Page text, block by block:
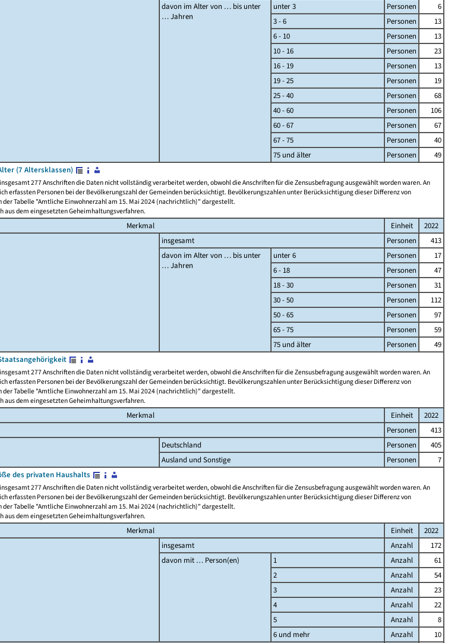
davon im Alter von … bis unter
… Jahren
unter 3 Personen
6
3 - 6
Personen
13
6 - 10
Personen
13
10 - 16
Personen
23
16 - 19
Personen
13
19 - 25
Personen
19
25 - 40
Personen
68
40 - 60
Personen
106
60 - 67
Personen
67
67 - 75
Personen
40
75 und älter
Personen
49
(7 Altersklassen)
277 Anschriften die Daten nicht vollständig verarbeitet werden, obwohl die Anschriften für die Zensusbefragung ausgewählt worden waren. An
erfassten Personen bei der Bevölkerungszahl der Gemeinden berücksichtigt. Bevölkerungszahlen unter Berücksichtigung dieser Differenz von
der Tabelle "Amtliche Einwohnerzahl am 15. Mai 2024 (nachrichtlich)" dargestellt.
aus dem eingesetzten Geheimhaltungsverfahren.
Merkmal Einheit
2022
insgesamt Personen
413
davon im Alter von … bis unter
… Jahren
unter 6 Personen
17
6 - 18
Personen
47
18 - 30
Personen
31
30 - 50
Personen
112
50 - 65
Personen
97
65 - 75
Personen
59
75 und älter
Personen
49
277 Anschriften die Daten nicht vollständig verarbeitet werden, obwohl die Anschriften für die Zensusbefragung ausgewählt worden waren. An
erfassten Personen bei der Bevölkerungszahl der Gemeinden berücksichtigt. Bevölkerungszahlen unter Berücksichtigung dieser Differenz von
der Tabelle "Amtliche Einwohnerzahl am 15. Mai 2024 (nachrichtlich)" dargestellt.
aus dem eingesetzten Geheimhaltungsverfahren.
Merkmal Einheit
2022
Personen
413
Deutschland Personen
405
Ausland und Sonstige
Personen
7
des privaten Haushalts
277 Anschriften die Daten nicht vollständig verarbeitet werden, obwohl die Anschriften für die Zensusbefragung ausgewählt worden waren. An
erfassten Personen bei der Bevölkerungszahl der Gemeinden berücksichtigt. Bevölkerungszahlen unter Berücksichtigung dieser Differenz von
der Tabelle "Amtliche Einwohnerzahl am 15. Mai 2024 (nachrichtlich)" dargestellt.
aus dem eingesetzten Geheimhaltungsverfahren.
Merkmal Einheit
2022
insgesamt Anzahl
172
davon mit … Person(en)
1 Anzahl
61
2
Anzahl
54
3
Anzahl
23
4
Anzahl
22
5
Anzahl
8
6 und mehr
Anzahl
10